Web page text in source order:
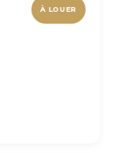
À LOUER